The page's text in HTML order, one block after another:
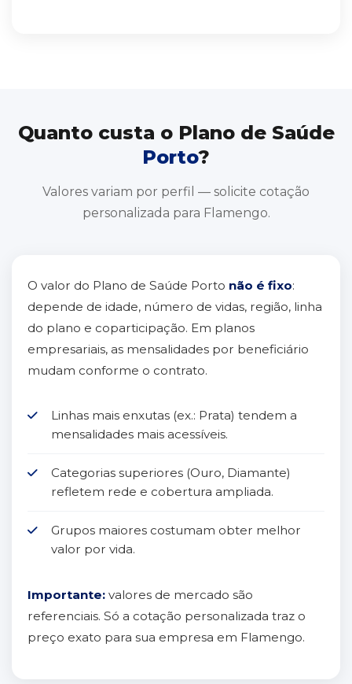
Quanto custa o Plano de Saúde
Porto?
Valores variam por perfil — solicite cotação
personalizada para Flamengo.
O valor do Plano de Saúde Porto não é fixo:
depende de idade, número de vidas, região, linha
do plano e coparticipação. Em planos
empresariais, as mensalidades por beneficiário
mudam conforme o contrato.
Linhas mais enxutas (ex.: Prata) tendem a
mensalidades mais acessíveis.
Categorias superiores (Ouro, Diamante)
refletem rede e cobertura ampliada.
Grupos maiores costumam obter melhor
valor por vida.
Importante: valores de mercado são
referenciais. Só a cotação personalizada traz o
preço exato para sua empresa em Flamengo.